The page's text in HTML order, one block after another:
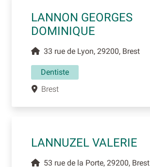
LANNON GEORGES
DOMINIQUE
33 rue de Lyon, 29200, Brest
Dentiste
Brest
LANNUZEL VALERIE
53 rue de la Porte, 29200, Brest